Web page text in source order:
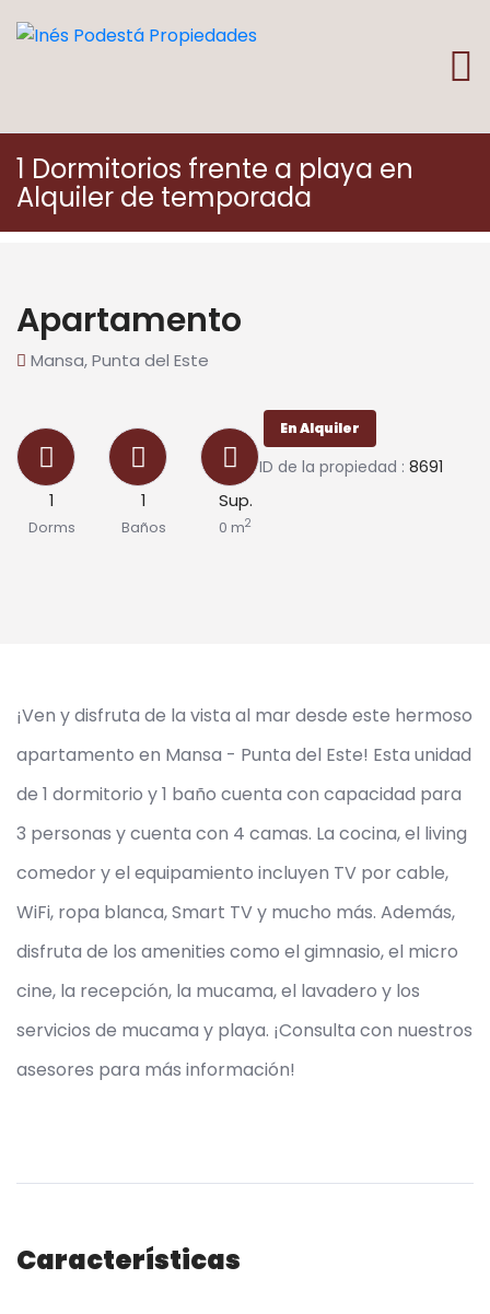
1 Dormitorios frente a playa en
Alquiler de temporada
Apartamento
Mansa, Punta del Este
1
Dorms
1
Baños
Sup.
0 m2
En Alquiler
ID de la propiedad : 8691
¡Ven y disfruta de la vista al mar desde este hermoso
apartamento en Mansa - Punta del Este! Esta unidad
de 1 dormitorio y 1 baño cuenta con capacidad para
3 personas y cuenta con 4 camas. La cocina, el living
comedor y el equipamiento incluyen TV por cable,
WiFi, ropa blanca, Smart TV y mucho más. Además,
disfruta de los amenities como el gimnasio, el micro
cine, la recepción, la mucama, el lavadero y los
servicios de mucama y playa. ¡Consulta con nuestros
asesores para más información!
Características